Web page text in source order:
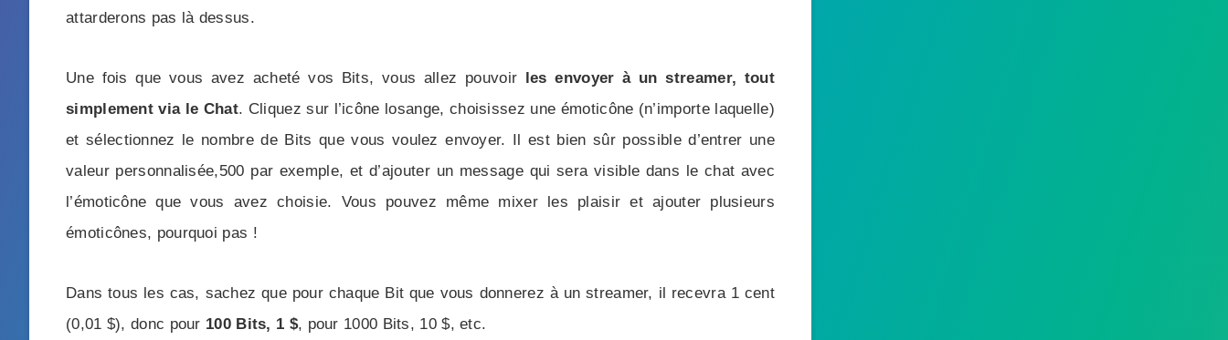
attarderons pas là dessus.
Une fois que vous avez acheté vos Bits, vous allez pouvoir
les envoyer à un streamer, tout
simplement via le Chat. Cliquez sur l’icône losange, choisissez une émoticône (n’importe laquelle)
et sélectionnez le nombre de Bits que vous voulez envoyer. Il est bien sûr possible d’entrer une
valeur personnalisée,500 par exemple, et d’ajouter un message qui sera visible dans le chat avec
l’émoticône que vous avez choisie. Vous pouvez même mixer les plaisir et ajouter plusieurs
émoticônes, pourquoi pas !
Dans tous les cas, sachez que pour chaque Bit que vous donnerez à un streamer, il recevra 1 cent
(0,01 $), donc pour 100 Bits, 1 $, pour 1000 Bits, 10 $, etc.